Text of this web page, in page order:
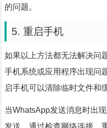
的问题。
5. 重启手机
如果以上方法都无法解决问
手机系统或应用程序出现问
启手机可以清除临时文件和
当WhatsApp发送消息时出
发送。通过检查网络连接、